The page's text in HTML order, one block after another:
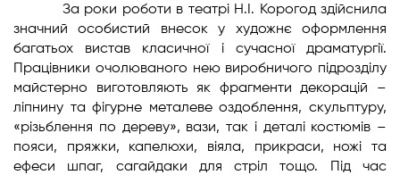
За роки роботи в театрі Н.І. Корогод здійснила
значний особистий внесок у художнє оформлення
багатьох вистав класичної і сучасної драматургії.
Працівники очолюваного нею виробничого підрозділу
майстерно виготовляють як фрагменти декорацій –
ліпнину та фігурне металеве оздоблення, скульптуру,
«різьблення по дереву», вази, так і деталі костюмів –
пояси, пряжки, капелюхи, віяла, прикраси, ножі та
ефеси шпаг, сагайдаки для стріл тощо. Під час